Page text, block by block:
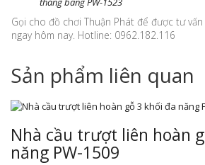
Gọi cho đồ chơi Thuận Phát để được tư
ngay hôm nay. Hotline: 0962.182.116
Sản phẩm liên quan
Nhà cầu trượt liên hoàn
năng PW-1509